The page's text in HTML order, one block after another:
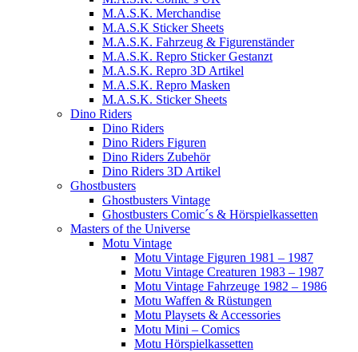
M.A.S.K. Merchandise
M.A.S.K Sticker Sheets
M.A.S.K. Fahrzeug & Figurenständer
M.A.S.K. Repro Sticker Gestanzt
M.A.S.K. Repro 3D Artikel
M.A.S.K. Repro Masken
M.A.S.K. Sticker Sheets
Dino Riders
Dino Riders
Dino Riders Figuren
Dino Riders Zubehör
Dino Riders 3D Artikel
Ghostbusters
Ghostbusters Vintage
Ghostbusters Comic´s & Hörspielkassetten
Masters of the Universe
Motu Vintage
Motu Vintage Figuren 1981 – 1987
Motu Vintage Creaturen 1983 – 1987
Motu Vintage Fahrzeuge 1982 – 1986
Motu Waffen & Rüstungen
Motu Playsets & Accessories
Motu Mini – Comics
Motu Hörspielkassetten